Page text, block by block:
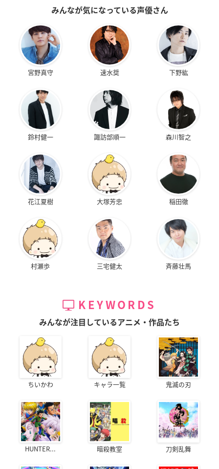
みんなが気になっている声優さん
宮野真守 速水奨 下野紘
鈴村健一 諏訪部順一 森川智之
花江夏樹 大塚芳忠 稲田徹
村瀬歩 三宅健太 斉藤壮馬
KEYWORDS
みんなが注目しているアニメ・作品たち
ちいかわ キャラ一覧 鬼滅の刃
HUNTER... 暗殺教室 刀剣乱舞